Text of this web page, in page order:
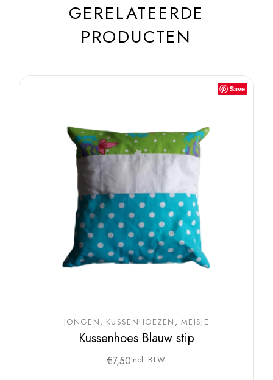
GERELATEERDE
PRODUCTEN
Save
JONGEN KUSSENHOEZEN MEISJE
Kussenhoes Blauw stip
€7,50Incl. BTW